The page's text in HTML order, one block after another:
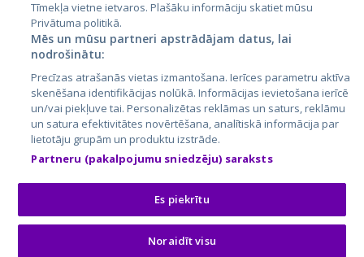
City24.lv
City24.ee
GetaPro.lv
GetaPro.ee
Skelbiu.lt
Autoplius.lt
Aruodas.lt
CVbankas.lt
Kainos.lt
Paslaugos.lt
auto24.ee
Osta.ee
KuldneBörs.ee
Tīmekļa vietne ietvaros. Plašāku informāciju skatiet mūsu
Privātuma politikā.
Mēs un mūsu partneri apstrādājam datus, lai
nodrošinātu:
Precīzas atrašanās vietas izmantošana. Ierīces parametru aktīva
skenēšana identifikācijas nolūkā. Informācijas ievietošana ierīcē
un/vai piekļuve tai. Personalizētas reklāmas un saturs, reklāmu
un satura efektivitātes novērtēšana, analītiskā informācija par
lietotāju grupām un produktu izstrāde.
Partneru (pakalpojumu sniedzēju) saraksts
Es piekrītu
Noraidīt visu